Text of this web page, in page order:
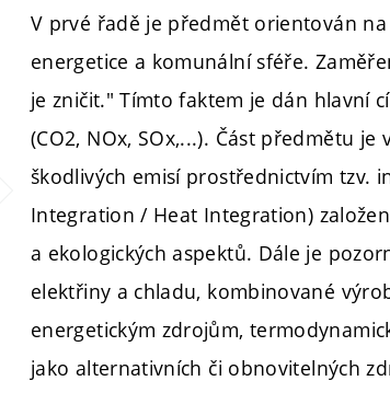
V prvé řadě je předmět orientován
energetice a komunální sféře.
je zničit." Tímto faktem je dán hlavní
(CO2, NOx, SOx,...). Část předmětu
škodlivých emisí prostřednictvím tzv.
Integration / Heat Integration)
a ekologických aspektů. Dále je
elektřiny a chladu, kombinované
energetickým zdrojům,
jako alternativních či obnovitelných